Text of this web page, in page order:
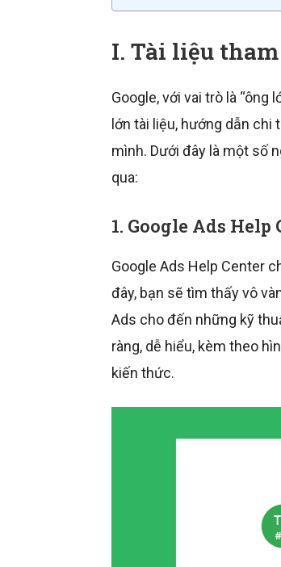
I. Tài liệu
Google, với vai trò là
lớn tài liệu, hướng dẫn
mình. Dưới đây là một số
qua:
1. Google Ads
Google Ads Help Center
đây, bạn sẽ tìm thấy vô
Ads cho đến những kỹ
ràng, dễ hiểu, kèm theo
kiến thức.